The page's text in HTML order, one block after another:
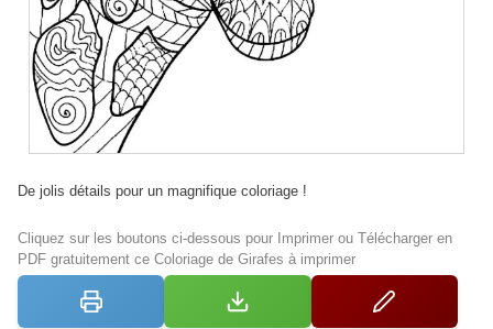
De jolis détails pour un magnifique coloriage !
Cliquez sur les boutons ci-dessous pour Imprimer ou Télécharger en
PDF gratuitement ce Coloriage de Girafes à imprimer